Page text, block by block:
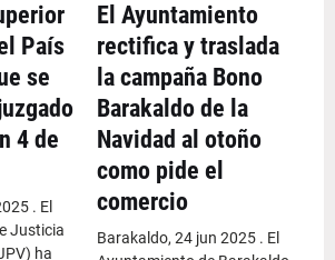
País
se
4 de
. El
Justicia
ha
El Ayuntamiento
rectifica y traslada
la campaña Bono
Barakaldo de la
Navidad al otoño
como pide el
comercio
Barakaldo, 24 jun 2025 . El